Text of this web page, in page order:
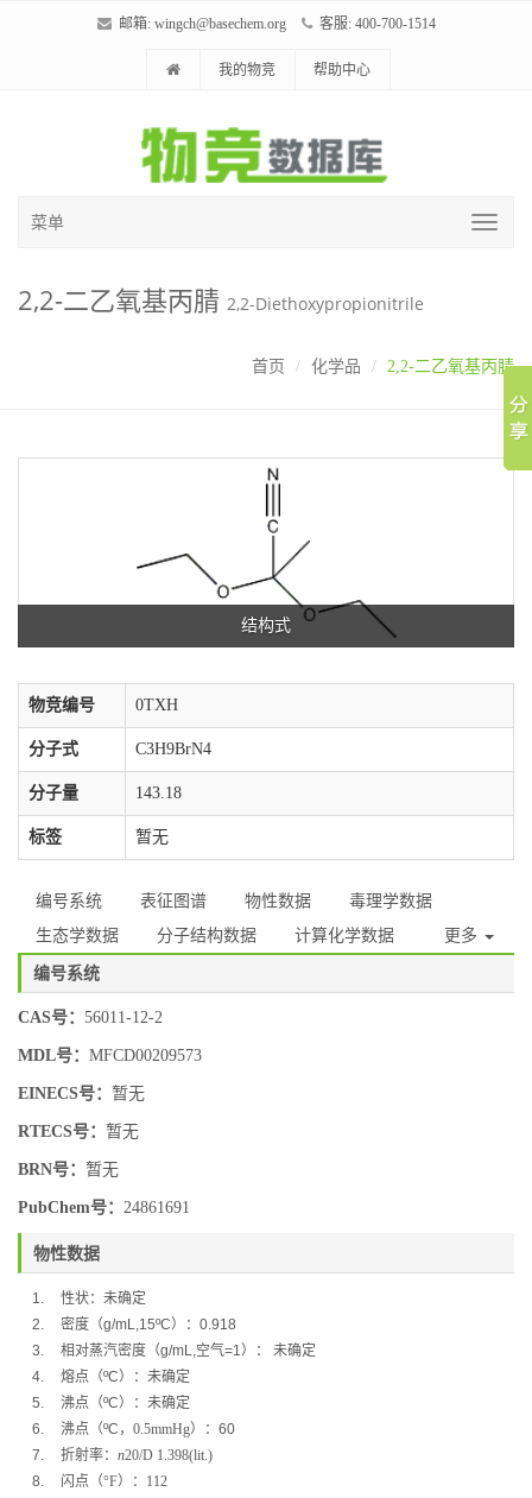
邮箱: wingch@basechem.org 客服: 400-700-1514
我的物竞 帮助中心
菜单
2,2-二乙氧基丙腈 2,2-Diethoxypropionitrile
首页 化学品 2,2-二乙氧基丙腈
结构式
物竞编号 0TXH
分子式 C3H9BrN4
分子量 143.18
标签 暂无
编号系统 表征图谱 物性数据
毒理学数据
生态学数据
分子结构数据 计算化学数据 更多
编号系统
CAS号： 56011-12-2
MDL号： MFCD00209573
EINECS号： 暂无
RTECS号： 暂无
BRN号： 暂无
PubChem号： 24861691
物性数据
1.
性状：未确定
2.
密度（g/mL,15ºC）： 0.918
3.
相对蒸汽密度（g/mL,空气=1）：
未确定
4.
熔点（ºC）：未确定
5.
沸点（ºC）： 未确定
6.
沸点（ºC ， 0.5mmHg）： 60
7.
折射率： n20/D 1.398(lit.)
8.
闪点（°F）： 112